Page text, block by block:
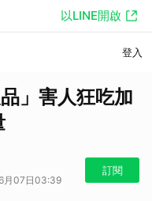
以LINE開啟
登入
」害人狂吃加
月07日03:39
訂閱